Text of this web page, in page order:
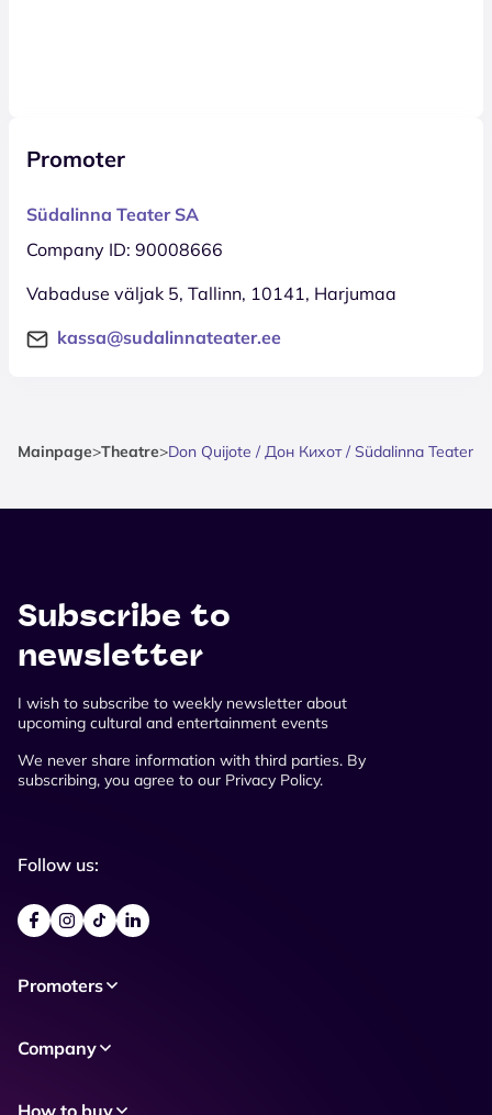
Promoter
Südalinna Teater SA
Company ID: 90008666
Vabaduse väljak 5, Tallinn, 10141, Harjumaa
kassa@sudalinnateater.ee
Mainpage>Theatre>Don Quijote / Дон Кихот / Südalinna Teater
Subscribe to
newsletter
I wish to subscribe to weekly newsletter about
upcoming cultural and entertainment events
We never share information with third parties. By
subscribing, you agree to our Privacy Policy.
Follow us:
Promoters
Company
How to buy